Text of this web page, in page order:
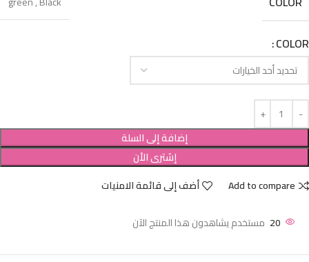
COLOR
إضافة إلى السلة
إشترى الأن
Add to compare
أضف إلى قائمة الامنيات
20 مستخدم يشاهدون هذا المنتج الآن